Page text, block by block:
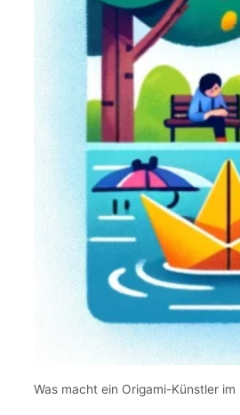
Was macht ein Origami-Künstler